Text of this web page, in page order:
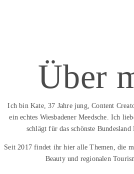
Über
Ich bin Kate, 37 Jahre jung, Content
ein echtes Wiesbadener Meedsche. Ich
schlägt für das schönste Bundesland
Seit 2017 findet ihr hier alle Themen, die
Beauty und regionalen